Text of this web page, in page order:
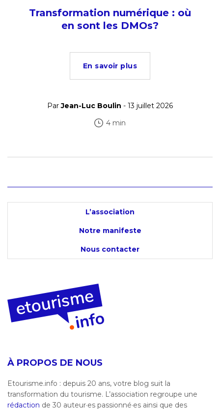
Transformation numérique : où
en sont les DMOs?
En savoir plus
ParJean-Luc Boulin - 13 juillet 2026
4 min
L’association
Notre manifeste
Nous contacter
À PROPOS DE NOUS
Etourisme.info : depuis 20 ans, votre blog suit la
transformation du tourisme. L’association regroupe une
rédaction de 30 auteur·es passionné·es ainsi que des